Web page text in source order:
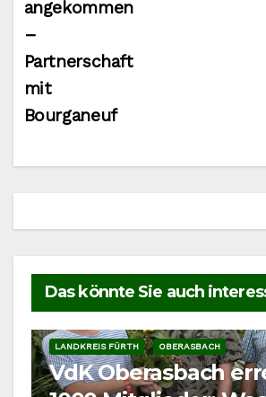
angekommen
–
Partnerschaft
mit
Bourganeuf
Das könnte Sie auch
LANDKREIS FÜRTH OBERASBACH
VdK Oberasbach